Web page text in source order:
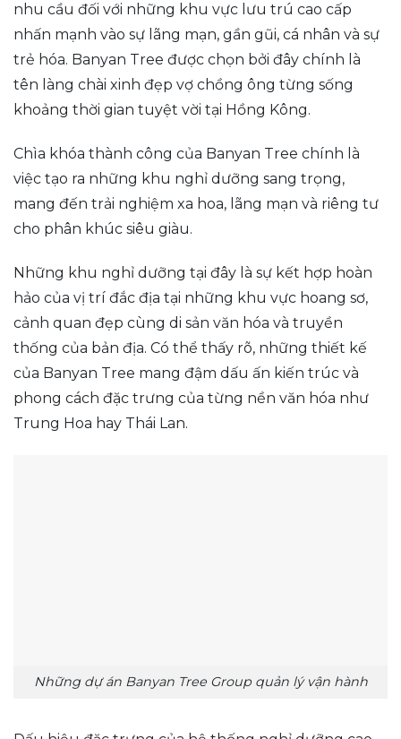
nhu cầu đối với những khu vực lưu trú cao cấp
nhấn mạnh vào sự lãng mạn, gần gũi, cá nhân và sự
trẻ hóa. Banyan Tree được chọn bởi đây chính là
tên làng chài xinh đẹp vợ chồng ông từng sống
khoảng thời gian tuyệt vời tại Hồng Kông.
Chìa khóa thành công của Banyan Tree chính là
việc tạo ra những khu nghỉ dưỡng sang trọng,
mang đến trải nghiệm xa hoa, lãng mạn và riêng tư
cho phân khúc siêu giàu.
Những khu nghỉ dưỡng tại đây là sự kết hợp hoàn
hảo của vị trí đắc địa tại những khu vực hoang sơ,
cảnh quan đẹp cùng di sản văn hóa và truyền
thống của bản địa. Có thể thấy rõ, những thiết kế
của Banyan Tree mang đậm dấu ấn kiến trúc và
phong cách đặc trưng của từng nền văn hóa như
Trung Hoa hay Thái Lan.
Những dự án Banyan Tree Group quản lý vận hành